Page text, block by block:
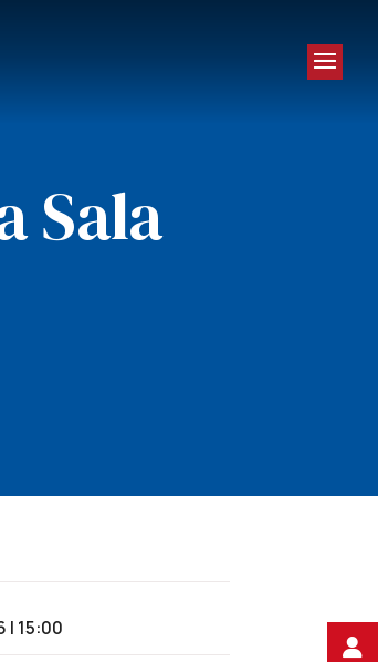
Sala
| 15:00